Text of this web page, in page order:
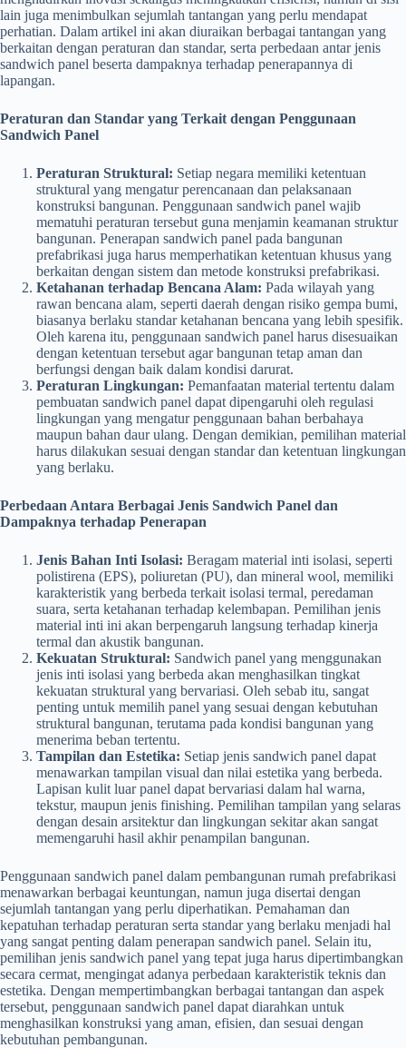
lain juga menimbulkan sejumlah tantangan yang perlu mendapat
perhatian. Dalam artikel ini akan diuraikan berbagai tantangan yang
berkaitan dengan peraturan dan standar, serta perbedaan antar jenis
sandwich panel beserta dampaknya terhadap penerapannya di
lapangan.
Peraturan dan Standar yang Terkait dengan Penggunaan
Sandwich Panel
Peraturan Struktural: Setiap negara memiliki ketentuan
struktural yang mengatur perencanaan dan pelaksanaan
konstruksi bangunan. Penggunaan sandwich panel wajib
mematuhi peraturan tersebut guna menjamin keamanan struktur
bangunan. Penerapan sandwich panel pada bangunan
prefabrikasi juga harus memperhatikan ketentuan khusus yang
berkaitan dengan sistem dan metode konstruksi prefabrikasi.
Ketahanan terhadap Bencana Alam: Pada wilayah yang
rawan bencana alam, seperti daerah dengan risiko gempa bumi,
biasanya berlaku standar ketahanan bencana yang lebih spesifik.
Oleh karena itu, penggunaan sandwich panel harus disesuaikan
dengan ketentuan tersebut agar bangunan tetap aman dan
berfungsi dengan baik dalam kondisi darurat.
Peraturan Lingkungan: Pemanfaatan material tertentu dalam
pembuatan sandwich panel dapat dipengaruhi oleh regulasi
lingkungan yang mengatur penggunaan bahan berbahaya
maupun bahan daur ulang. Dengan demikian, pemilihan material
harus dilakukan sesuai dengan standar dan ketentuan lingkungan
yang berlaku.
Perbedaan Antara Berbagai Jenis Sandwich Panel dan
Dampaknya terhadap Penerapan
Jenis Bahan Inti Isolasi: Beragam material inti isolasi, seperti
polistirena (EPS), poliuretan (PU), dan mineral wool, memiliki
karakteristik yang berbeda terkait isolasi termal, peredaman
suara, serta ketahanan terhadap kelembapan. Pemilihan jenis
material inti ini akan berpengaruh langsung terhadap kinerja
termal dan akustik bangunan.
Kekuatan Struktural: Sandwich panel yang menggunakan
jenis inti isolasi yang berbeda akan menghasilkan tingkat
kekuatan struktural yang bervariasi. Oleh sebab itu, sangat
penting untuk memilih panel yang sesuai dengan kebutuhan
struktural bangunan, terutama pada kondisi bangunan yang
menerima beban tertentu.
Tampilan dan Estetika: Setiap jenis sandwich panel dapat
menawarkan tampilan visual dan nilai estetika yang berbeda.
Lapisan kulit luar panel dapat bervariasi dalam hal warna,
tekstur, maupun jenis finishing. Pemilihan tampilan yang selaras
dengan desain arsitektur dan lingkungan sekitar akan sangat
memengaruhi hasil akhir penampilan bangunan.
Penggunaan sandwich panel dalam pembangunan rumah prefabrikasi
menawarkan berbagai keuntungan, namun juga disertai dengan
sejumlah tantangan yang perlu diperhatikan. Pemahaman dan
kepatuhan terhadap peraturan serta standar yang berlaku menjadi hal
yang sangat penting dalam penerapan sandwich panel. Selain itu,
pemilihan jenis sandwich panel yang tepat juga harus dipertimbangkan
secara cermat, mengingat adanya perbedaan karakteristik teknis dan
estetika. Dengan mempertimbangkan berbagai tantangan dan aspek
tersebut, penggunaan sandwich panel dapat diarahkan untuk
menghasilkan konstruksi yang aman, efisien, dan sesuai dengan
kebutuhan pembangunan.